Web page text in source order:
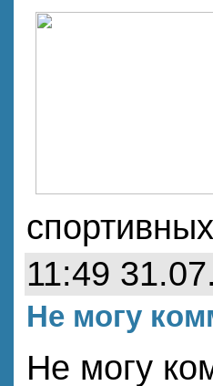
11:49
Не могу
Не могу